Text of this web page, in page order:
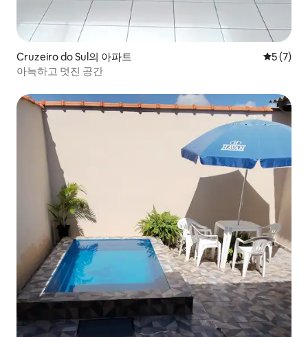
Cruzeiro do Sul의 아파트 평점 5점
5 (7)
아늑하고 멋진 공간